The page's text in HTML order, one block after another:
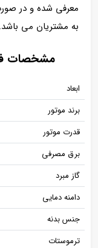
معرفی شده و در
به مشتریان می باشد.
مشخصات
ابعاد
برند موتور
قدرت موتور
برق مصرفی
گاز مبرد
دامنه دمایی
جنس بدنه
ترموستات